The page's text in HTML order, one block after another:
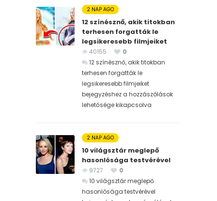
2 NAP AGO
12 színésznő, akik titokban
terhesen forgatták le
legsikeresebb filmjeiket
40155
0
12 színésznő, akik titokban
terhesen forgatták le
legsikeresebb filmjeiket
bejegyzéshez a hozzászólások
lehetősége kikapcsolva
2 NAP AGO
10 világsztár meglepő
hasonlósága testvérével
9727
0
10 világsztár meglepő
hasonlósága testvérével